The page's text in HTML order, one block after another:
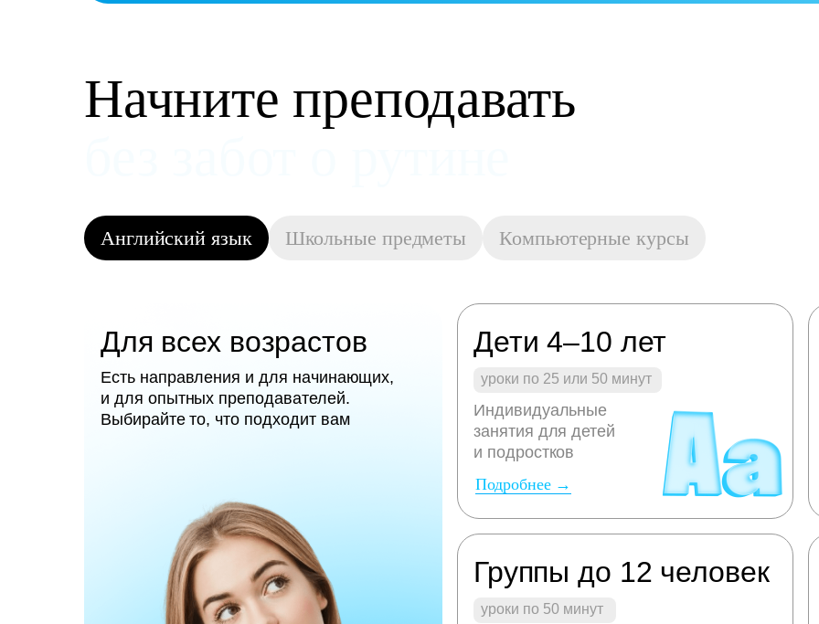
Начните преподавать
Английский язык Школьные предметы Компьютерные курсы
Для всех возрастов
Есть направления и для начинающих,
и для опытных преподавателей.
Выбирайте то, что подходит вам
Дети 4–10 лет
уроки по 25 или 50 минут
Индивидуальные
занятия для детей
и подростков
Подробнее →
уроки по 50 минут
Группы до 12 человек